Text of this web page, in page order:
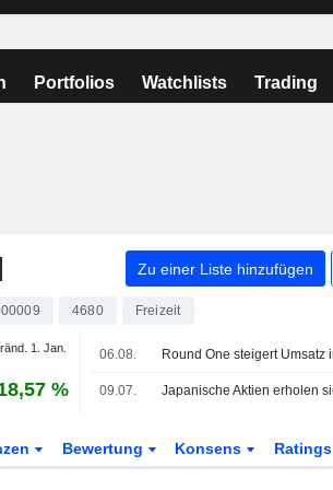
Portfolios Watchlists Trading
Zu einer Liste hinzufügen
4680 Freizeit
1. Jan.
%
06.08.
09.07.
Bewertung Konsens Ratings